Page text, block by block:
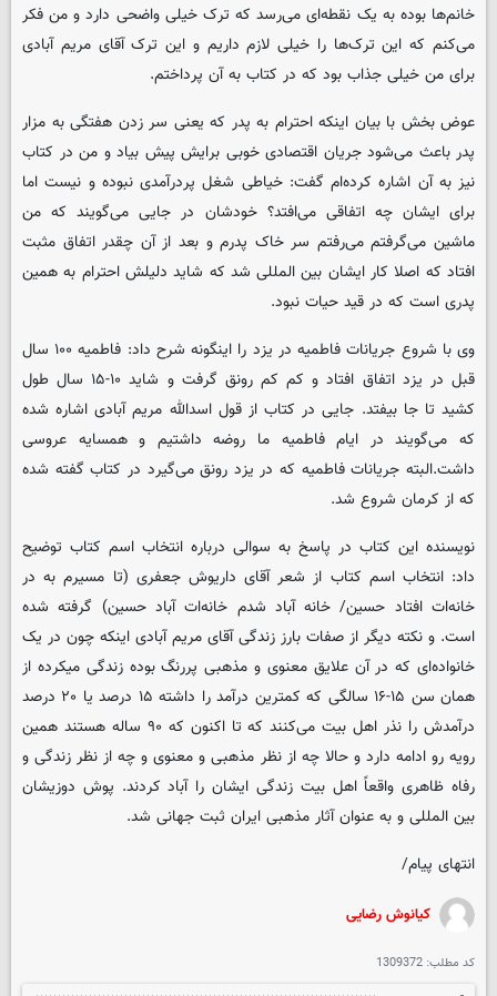
خانم‌ها بوده به یک نقطه‌ای می‌رسد که ترک خیلی واضحی دارد و من فکر
می‌کنم که این ترک‌ها را خیلی لازم داریم و این ترک آقای مریم آبادی
برای من خیلی جذاب بود که در کتاب به آن پرداختم.
عوض بخش با بیان اینکه احترام به پدر که یعنی سر زدن هفتگی به مزار
پدر باعث می‌شود جریان اقتصادی خوبی برایش پیش بیاد و من در کتاب
نیز به آن اشاره کرده‌ام گفت: خیاطی شغل پردرآمدی نبوده و نیست اما
برای ایشان چه اتفاقی می‌افتد؟ خودشان در جایی می‌گویند که من
ماشین می‌گرفتم می‌رفتم سر خاک پدرم و بعد از آن چقدر اتفاق مثبت
افتاد که اصلا کار ایشان بین المللی شد که شاید دلیلش احترام به همین
پدری است که در قید حیات نبود.
وی با شروع جریانات فاطمیه در یزد را اینگونه شرح داد: فاطمیه ۱۰۰ سال
قبل در یزد اتفاق افتاد و کم کم رونق گرفت و شاید ۱۰-۱۵ سال طول
کشید تا جا بیفتد. جایی در کتاب از قول اسدالله مریم آبادی اشاره شده
که می‌گویند در ایام فاطمیه ما روضه داشتیم و همسایه عروسی
داشت.البته جریانات فاطمیه که در یزد رونق می‌گیرد در کتاب گفته شده
که از کرمان شروع شد.
نویسنده این کتاب در پاسخ به سوالی درباره انتخاب اسم کتاب توضیح
داد: انتخاب اسم کتاب از شعر آقای داریوش جعفری (تا مسیرم به در
خانه‌ات افتاد حسین/ خانه آباد شدم خانه‌ات آباد حسین) گرفته شده
است. و نکته دیگر از صفات بارز زندگی آقای مریم آبادی اینکه چون در یک
خانواده‌ای که در آن علایق معنوی و مذهبی پررنگ بوده زندگی ‌میکرده از
همان سن ۱۵-۱۶ سالگی که کمترین درآمد را داشته ۱۵ درصد یا ۲۰ درصد
درآمدش را نذر اهل بیت می‌کنند که تا اکنون که ۹۰ ساله هستند همین
رویه رو ادامه دارد و حالا چه از نظر مذهبی و معنوی و چه از نظر زندگی و
رفاه ظاهری واقعاً اهل بیت زندگی ایشان را آباد کردند. پوش دوزیشان
بین المللی و به عنوان آثار مذهبی ایران ثبت جهانی شد.
انتهای پیام/
کیانوش رضایی
کد مطلب: 1309372